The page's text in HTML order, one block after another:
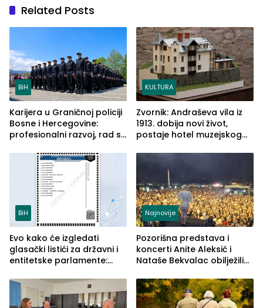
Related Posts
BiH
Karijera u Graničnoj policiji
Bosne i Hercegovine:
profesionalni razvoj, rad sa
služba građanima
KULTURA
Zvornik: Andraševa vila iz
1913. dobija novi život,
postaje hotel muzejskog
BiH
Evo kako će izgledati
glasački listići za državni i
entitetske parlamente:
vidljive na njima
Najnovije
Pozorišna predstava i
koncerti Anite Aleksić i
Nataše Bekvalac obilježili
ljeta (FOTO)